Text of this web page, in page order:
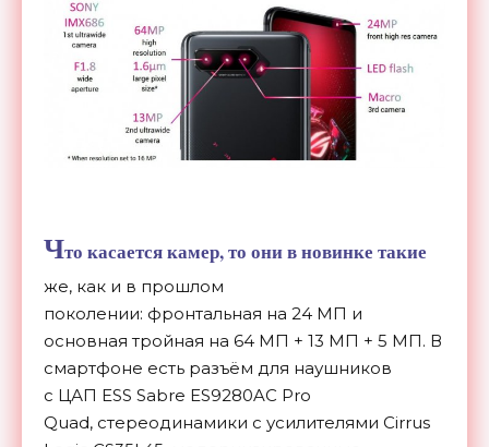
Что касается камер, то они в новинке такие
же, как и в прошлом
поколении: фронтальная на 24 МП и
основная тройная на 64 МП + 13 МП + 5 МП. В
смартфоне есть разъём для наушников
c ЦАП ESS Sabre ES9280AC Pro
Quad, стереодинамики с усилителями Cirrus